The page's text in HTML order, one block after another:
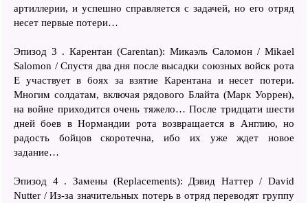
артиллерии, и успешно справляется с задачей, но его отряд
несет первые потери…
Эпизод 3 . Карентан (Carentan): Микаэль Саломон / Mikael
Salomon / Спустя два дня после высадки союзных войск рота
E участвует в боях за взятие Карентана и несет потери.
Многим солдатам, включая рядового Блайта (Марк Уоррен),
на войне приходится очень тяжело… После тридцати шести
дней боев в Нормандии рота возвращается в Англию, но
радость бойцов скоротечна, ибо их уже ждет новое
задание…
Эпизод 4 . Замены (Replacements): Дэвид Наттер / David
Nutter / Из-за значительных потерь в отряд переводят группу